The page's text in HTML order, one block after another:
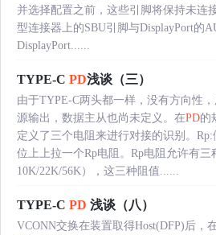
并选择配置之前，这些引脚将保持未连
型连接器上的SBU引脚与DisplayPort的
DisplayPort......
TYPE-C PD浅谈（三）
由于TYPE-C两头都一样，没有方向性
源输出，数据主从也尚未定义。在PD的
定义了三个电阻来进行对接的识别。Rp:
位上上拉一个Rp电阻。Rp电阻允许有三
10K/22K/56K），这三种阻值......
TYPE-C PD 浅谈（八）
VCONN交换在装置取得Host(DFP)后，